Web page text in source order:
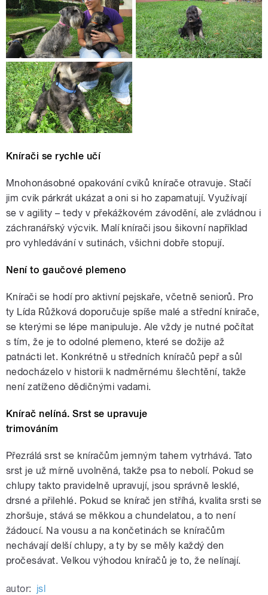
Knírači se rychle učí
Mnohonásobné opakování cviků knírače otravuje. Stačí
jim cvik párkrát ukázat a oni si ho zapamatují. Využívají
se v agility – tedy v překážkovém závodění, ale zvládnou i
záchranářský výcvik. Malí knírači jsou šikovní například
pro vyhledávání v sutinách, všichni dobře stopují.
Není to gaučové plemeno
Knírači se hodí pro aktivní pejskaře, včetně seniorů. Pro
ty Lída Růžková doporučuje spíše malé a střední knírače,
se kterými se lépe manipuluje. Ale vždy je nutné počítat
s tím, že je to odolné plemeno, které se dožije až
patnácti let. Konkrétně u středních kníračů pepř a sůl
nedocházelo v historii k nadměrnému šlechtění, takže
není zatíženo dědičnými vadami.
Knírač nelíná. Srst se upravuje
trimováním
Přezrálá srst se kníračům jemným tahem vytrhává. Tato
srst je už mírně uvolněná, takže psa to nebolí. Pokud se
chlupy takto pravidelně upravují, jsou správně lesklé,
drsné a přilehlé. Pokud se knírač jen stříhá, kvalita srsti se
zhoršuje, stává se měkkou a chundelatou, a to není
žádoucí. Na vousu a na končetinách se kníračům
nechávají delší chlupy, a ty by se měly každý den
pročesávat. Velkou výhodou kníračů je to, že nelínají.
autor: jsl